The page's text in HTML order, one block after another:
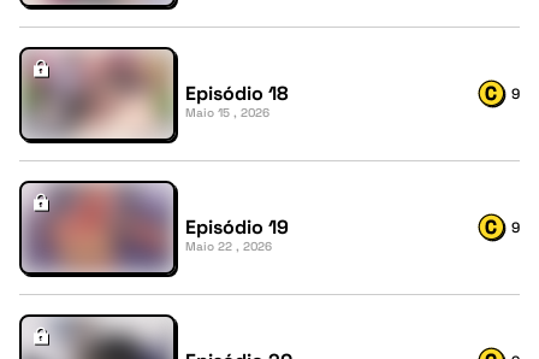
Episódio 18
Maio 15 , 2026
9
Episódio 19
Maio 22 , 2026
9